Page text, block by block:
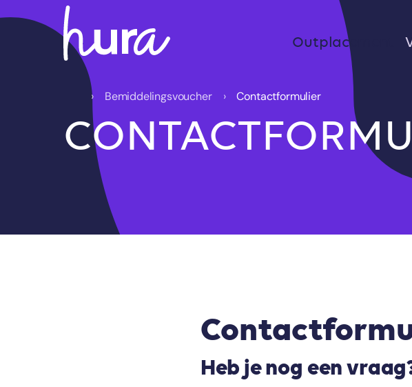
Outplacement
Bemiddelingsvoucher Contactformulier
Heb je nog een